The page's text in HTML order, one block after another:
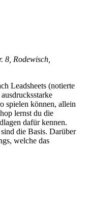
8, Rodewisch,
Leadsheets (notierte
spielen können, allein
lernst du die
dafür kennen.
die Basis. Darüber
welche das